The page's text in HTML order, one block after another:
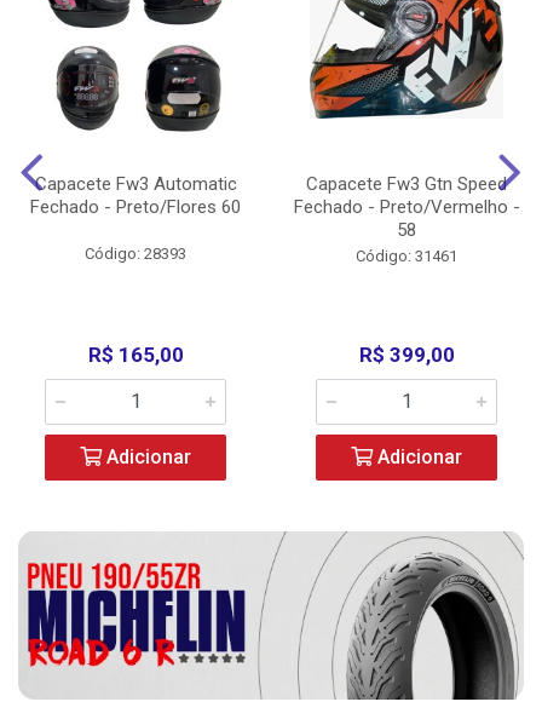
Capacete Fw3 Automatic
Fechado - Preto/Flores 60
Código: 28393
R$ 165,00
Adicionar
Capacete Fw3 Gtn Speed
Fechado - Preto/Vermelho -
58
Código: 31461
R$ 399,00
Adicionar